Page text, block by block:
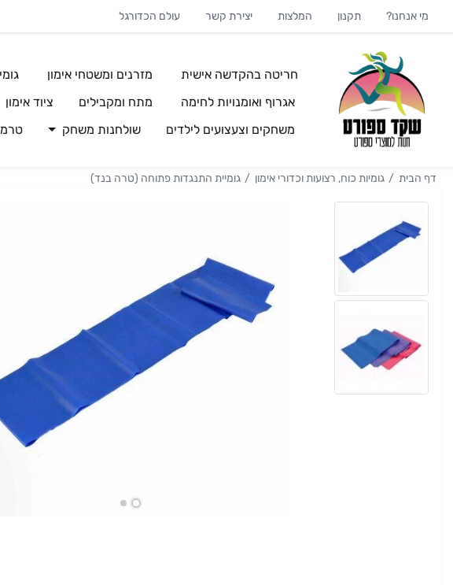
מי אנחנו? תקנון המלצות יצירת קשר עולם הכדורגל
חריטה בהקדשה אישית מזרנים ומשטחי אימון
אגרוף ואומנויות לחימה
מתח ומקבילים ציוד אימון
משחקים וצעצועים לילדים
שולחנות משחק
דף הבית גומיות כוח, רצועות וכדורי אימון גומיית התנגדות פתוחה (טרה בנד)